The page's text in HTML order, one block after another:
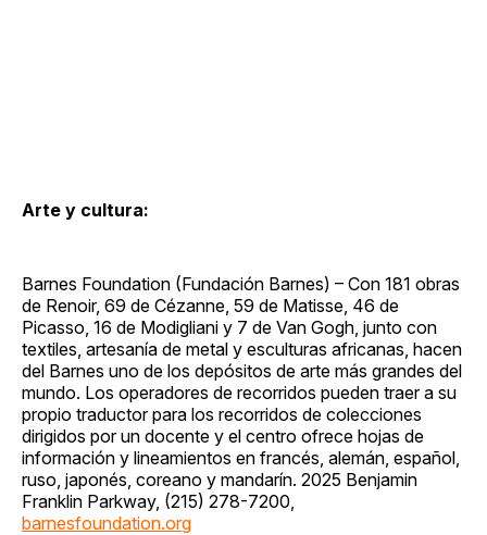
Arte y cultura:
Barnes Foundation (Fundación Barnes) – Con 181 obras
de Renoir, 69 de Cézanne, 59 de Matisse, 46 de
Picasso, 16 de Modigliani y 7 de Van Gogh, junto con
textiles, artesanía de metal y esculturas africanas, hacen
del Barnes uno de los depósitos de arte más grandes del
mundo. Los operadores de recorridos pueden traer a su
propio traductor para los recorridos de colecciones
dirigidos por un docente y el centro ofrece hojas de
información y lineamientos en francés, alemán, español,
ruso, japonés, coreano y mandarín. 2025 Benjamin
Franklin Parkway, (215) 278-7200,
barnesfoundation.org